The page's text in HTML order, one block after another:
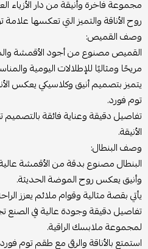
مجموعة فاخرة وأنيقة من دار الأزياء
روح الأناقة والتميز التي تعكسها
وصف القميص:
القميص مصنوع من أجود الأقمشة
مريحًا ومثاليًا للإطلالات اليومية
يتميز بتصميم أنيق وكلاسيكي يعكس
توم فورد.
تفاصيل دقيقة وعناية فائقة
الأنيقة.
وصف البنطال:
البنطال مصنوع بدقة من الأقمشة
وأنيق يعكس روح الموضة الحديثة.
يأتي بقصة مثالية وقوام ملائم يعزز الراحة
تفاصيل دقيقة وجودة عالية في
لمجموعة ملابسك الراقية.
استمتع بالأناقة والرقي مع طقم توم